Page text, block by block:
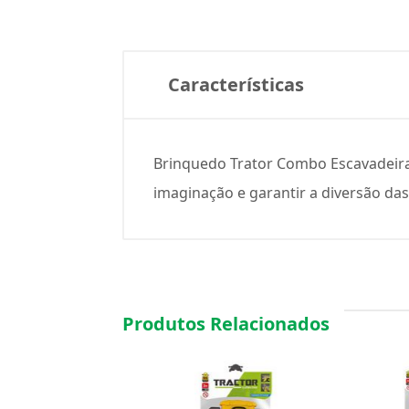
Características
Brinquedo Trator Combo
imaginação e garantir a diversão
Produtos Relacionados